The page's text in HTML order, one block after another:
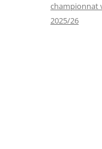
championnat
2025/26